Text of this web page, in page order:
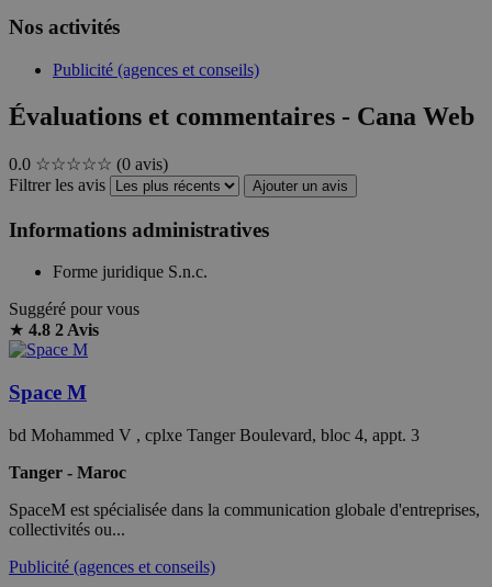
Nos activités
Publicité (agences et conseils)
Évaluations et commentaires - Cana Web
0.0 ☆☆☆☆☆ (0 avis)
Filtrer les avis
Ajouter un avis
Informations administratives
Forme juridique S.n.c.
Suggéré pour vous
★ 4.8 2 Avis
Space M
bd Mohammed V , cplxe Tanger Boulevard, bloc 4, appt. 3
Tanger - Maroc
SpaceM est spécialisée dans la communication globale d'entreprises,
collectivités ou...
Publicité (agences et conseils)